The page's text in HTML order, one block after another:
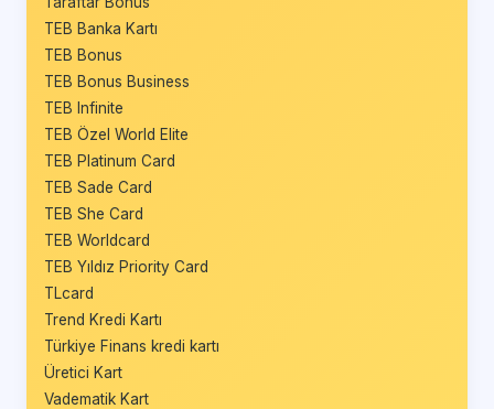
TEB Banka Kartı
TEB Bonus
TEB Bonus Business
TEB Infinite
TEB Özel World Elite
TEB Platinum Card
TEB Sade Card
TEB She Card
TEB Worldcard
TEB Yıldız Priority Card
TLcard
Trend Kredi Kartı
Türkiye Finans kredi kartı
Üretici Kart
Vadematik Kart